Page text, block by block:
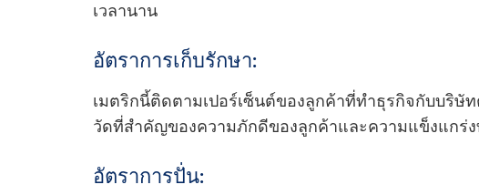
เวลานาน
อัตราการเก็บรักษา:
เมตริกนี้ติดตามเปอร์เซ็นต์ของลูกค้าที่ทําธุรกิจกับบริษั
วัดที่สําคัญของความภักดีของลูกค้าและความแข็งแกร่
อัตราการปั่น: